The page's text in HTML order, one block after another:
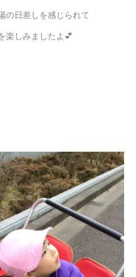
の日差しを感じられて
楽しみましたよ💕